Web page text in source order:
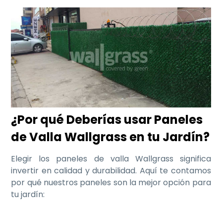
¿Por qué Deberías usar Paneles
de Valla Wallgrass en tu Jardín?
Elegir los paneles de valla Wallgrass significa
invertir en calidad y durabilidad. Aquí te contamos
por qué nuestros paneles son la mejor opción para
tu jardín: